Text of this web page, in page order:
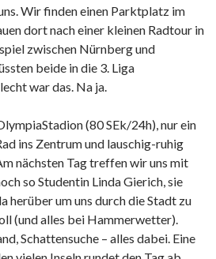
Wir finden einen Parktplatz im
dort nach einer kleinen Radtour in
zwischen Nürnberg und
beide in die 3. Liga
war das. Na ja.
(80 SEk/24h), nur ein
ins Zentrum und lauschig-ruhig
nächsten Tag treffen wir uns mit
so Studentin Linda Gierich, sie
herüber um uns durch die Stadt zu
(und alles bei Hammerwetter).
Schattensuche – alles dabei. Eine